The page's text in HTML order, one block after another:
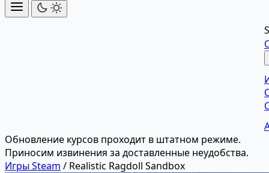
Обновление курсов проходит в штатном режиме.
Приносим извинения за доставленные неудобства.
Игры Steam / Realistic Ragdoll Sandbox